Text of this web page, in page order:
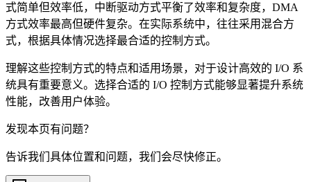
式简单但效率低，中断驱动方式平衡了效率和复杂度，DMA
方式效率最高但硬件复杂。在实际系统中，往往采用混合方
式，根据具体情况选择最合适的控制方式。
理解这些控制方式的特点和适用场景，对于设计高效的 I/O 系
统具有重要意义。选择合适的 I/O 控制方式能够显著提升系统
性能，改善用户体验。
发现本页有问题？
告诉我们具体位置和问题，我们会尽快修正。